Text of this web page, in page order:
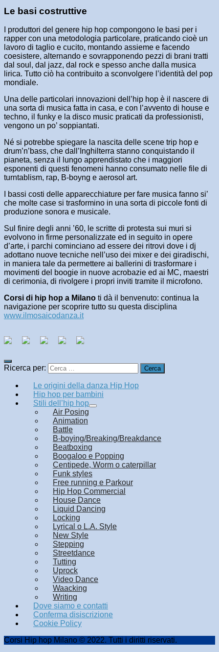
Le basi costruttive
I produttori del genere hip hop compongono le basi per i
rapper con una metodologia particolare, praticando cioè un
lavoro di taglio e cucito, montando assieme e facendo
coesistere, alternando e sovrapponendo pezzi di brani tratti
dal soul, dal jazz, dal rock e spesso anche dalla musica
lirica. Tutto ciò ha contribuito a sconvolgere l’identità del pop
mondiale.
Una delle particolari innovazioni dell’hip hop è il nascere di
una sorta di musica fatta in casa, e con l’avvento di house e
techno, il funky e la disco music praticati da professionisti,
vengono un po’ soppiantati.
Né si potrebbe spiegare la nascita delle scene trip hop e
drum’n’bass, che dall’Inghilterra stanno conquistando il
pianeta, senza il lungo apprendistato che i maggiori
esponenti di questi fenomeni hanno consumato nelle file di
turntablism, rap, B-boyng e aerosol art.
I bassi costi delle apparecchiature per fare musica fanno si’
che molte case si trasformino in una sorta di piccole fonti di
produzione sonora e musicale.
Sul finire degli anni ’60, le scritte di protesta sui muri si
evolvono in firme personalizzate ed in seguito in opere
d’arte, i parchi cominciano ad essere dei ritrovi dove i dj
adottano nuove tecniche nell’uso dei mixer e dei giradischi,
in maniera tale da permettere ai ballerini di trasformare i
movimenti del boogie in nuove acrobazie ed ai MC, maestri
di cerimonia, di rivolgere i propri inviti tramite il microfono.
Corsi di hip hop a Milano ti dà il benvenuto: continua la
navigazione per scoprire tutto su questa disciplina
www.ilmosaicodanza.it
Ricerca per:
Le origini della danza Hip Hop
Hip hop per bambini
Stili dell’hip hop
Air Posing
Animation
Battle
B-boying/Breaking/Breakdance
Beatboxing
Boogaloo e Popping
Centipede, Worm o caterpillar
Funk styles
Free running e Parkour
Hip Hop Commercial
House Dance
Liquid Dancing
Locking
Lyrical o L.A. Style
New Style
Stepping
Streetdance
Tutting
Uprock
Video Dance
Waacking
Writing
Dove siamo e contatti
Conferma disiscrizione
Cookie Policy
Corsi Hip hop Milano © 2022. Tutti i diritti riservati.